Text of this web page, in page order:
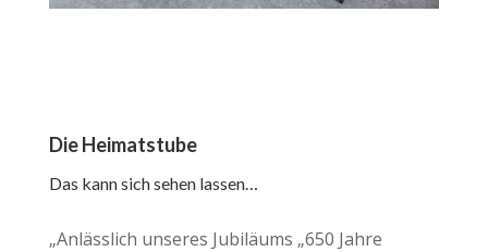
Die Heimatstube
Das kann sich sehen lassen…
„Anlässlich unseres Jubiläums „650 Jahre